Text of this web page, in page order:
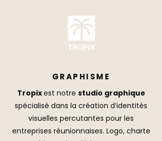
GRAPHISME
Tropixest notre studio graphique
spécialisé dans la création d’identités
visuelles percutantes pour les
entreprises réunionnaises. Logo, charte